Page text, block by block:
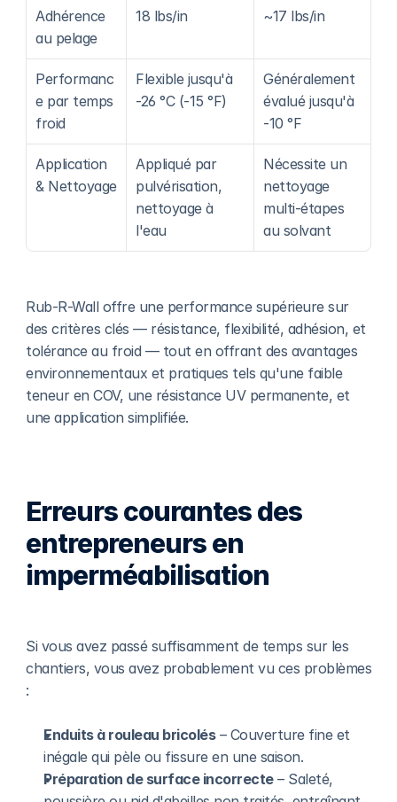
Adhérence
au pelage
18 lbs/in ~17 lbs/in
Performanc
e par temps
froid
Flexible jusqu'à
-26 °C (-15 °F)
Généralement
évalué jusqu'à
-10 °F
Application
& Nettoyage
Appliqué par
pulvérisation,
nettoyage à
l'eau
Nécessite un
nettoyage
multi-étapes
au solvant
Rub-R-Wall offre une performance supérieure sur
des critères clés — résistance, flexibilité, adhésion, et
tolérance au froid — tout en offrant des avantages
environnementaux et pratiques tels qu'une faible
teneur en COV, une résistance UV permanente, et
une application simplifiée.
Erreurs courantes des
entrepreneurs en
imperméabilisation
Si vous avez passé suffisamment de temps sur les
chantiers, vous avez probablement vu ces problèmes
:
Enduits à rouleau bricolés – Couverture fine et
inégale qui pèle ou fissure en une saison.
Préparation de surface incorrecte – Saleté,